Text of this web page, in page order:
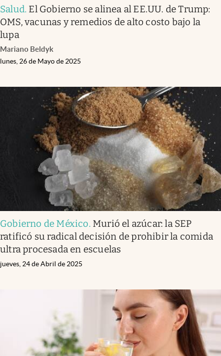
Salud. El Gobierno se alinea al EE.UU. de Trump:
OMS, vacunas y remedios de alto costo bajo la
lupa
Mariano Beldyk
lunes, 26 de Mayo de 2025
Gobierno de México. Murió el azúcar: la SEP
ratificó su radical decisión de prohibir la comida
ultra procesada en escuelas
jueves, 24 de Abril de 2025